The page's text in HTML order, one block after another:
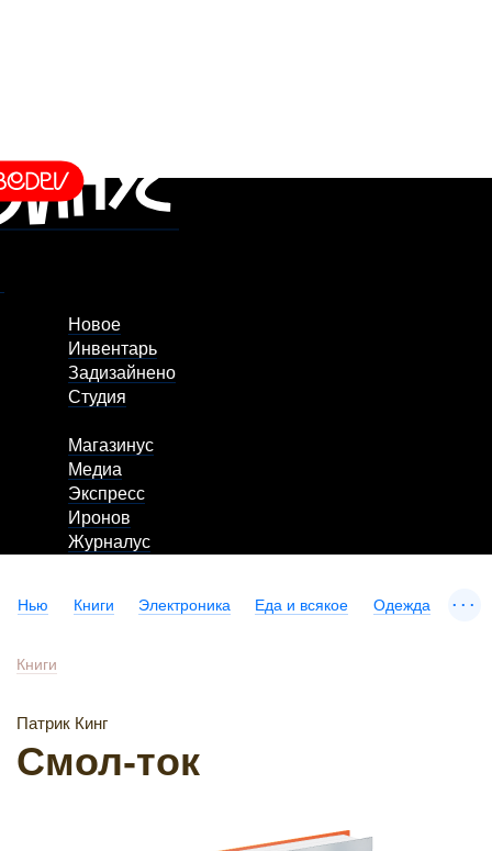
Новое
Инвентарь
Задизайнено
Студия
Магазинус
Медиа
Экспресс
Иронов
Журналус
Нью Книги Электроника Еда и всякое Одежда ...
Книги
Патрик Кинг
Смол-ток